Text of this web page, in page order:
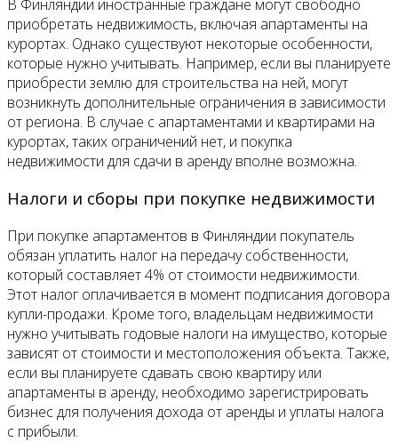
В Финляндии иностранные граждане могут свободно
приобретать недвижимость, включая апартаменты на
курортах. Однако существуют некоторые особенности,
которые нужно учитывать. Например, если вы планируете
приобрести землю для строительства на ней, могут
возникнуть дополнительные ограничения в зависимости
от региона. В случае с апартаментами и квартирами на
курортах, таких ограничений нет, и покупка
недвижимости для сдачи в аренду вполне возможна.
Налоги и сборы при покупке недвижимости
При покупке апартаментов в Финляндии покупатель
обязан уплатить налог на передачу собственности,
который составляет 4% от стоимости недвижимости.
Этот налог оплачивается в момент подписания договора
купли-продажи. Кроме того, владельцам недвижимости
нужно учитывать годовые налоги на имущество, которые
зависят от стоимости и местоположения объекта. Также,
если вы планируете сдавать свою квартиру или
апартаменты в аренду, необходимо зарегистрировать
бизнес для получения дохода от аренды и уплаты налога
с прибыли.